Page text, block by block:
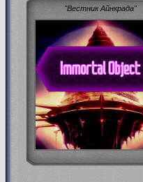
"Вестник Айнкрада"